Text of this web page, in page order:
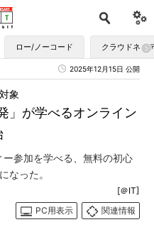
ロー/ノーコード クラウドネイ
2025年12月15日 公開
」が学べるオンライン
象
参加を学べる、無料の初心
なった。
[＠IT]
PC用表示
関連情報